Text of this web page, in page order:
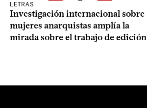
LETRAS
Investigación internacional sobre
mujeres anarquistas amplía la
mirada sobre el trabajo de edición